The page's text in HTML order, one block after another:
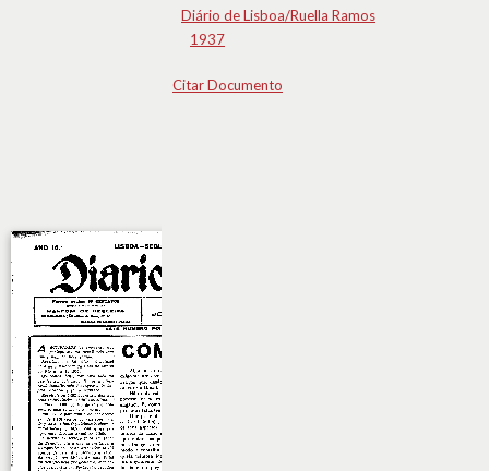
Diário de Lisboa/Ruella Ramos
1937
Citar Documento